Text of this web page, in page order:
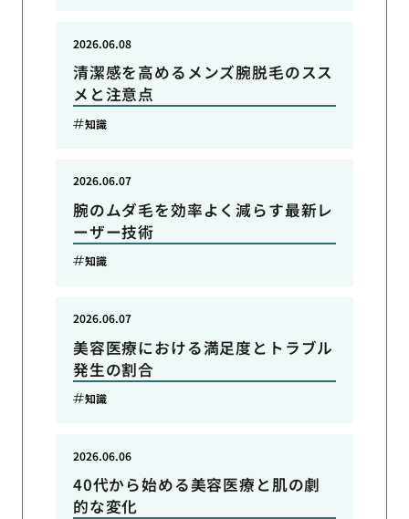
清潔感を高めるメンズ腕脱毛のスス
メと注意点
2026.06.08
知識
腕のムダ毛を効率よく減らす最新レ
ーザー技術
2026.06.07
知識
美容医療における満足度とトラブル
発生の割合
2026.06.07
知識
40代から始める美容医療と肌の劇
的な変化
2026.06.06